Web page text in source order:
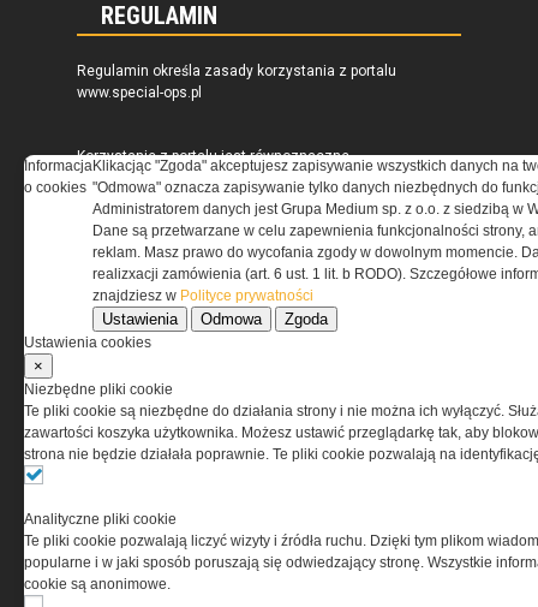
REGULAMIN
Regulamin określa zasady korzystania z portalu
www.special-ops.pl
Korzystanie z portalu jest równoznaczne
z zaakceptowaniem warunków ustanowionych
przez Grupa MEDIUM Spółka z ograniczoną
odpowiedzialnością Spółka komandytowa, nr KRS:
0000537655, NIP 1132860378, REGON 146393437
(zwana dalej Grupa MEDIUM) w postaci Regulaminu.
Przeczytaj regulamin
PRYWATNOŚĆ
informacji na Twoim komputerze. Pliki cookies stosujemy
w celu świadczenia usług na najwyższym poziomie,
w tym w sposób dostosowany do indywidualnych potrzeb.
Korzystanie z witryny bez zmiany ustawień dotyczących
Informacja
o cookies
Klikacjąc "Zgoda" akceptujesz zapisywanie wszystkich danych na
"Odmowa" oznacza zapisywanie tylko danych niezbędnych do
Administratorem danych jest Grupa Medium sp. z o.o. z siedzibą w
Dane są przetwarzane w celu zapewnienia funkcjonalności strony,
reklam. Masz prawo do wycofania zgody w dowolnym momencie.
realizxacji zamówienia (art. 6 ust. 1 lit. b RODO). Szczegółowe
znajdziesz w Polityce prywatności
Ustawienia Odmowa Zgoda
Ustawienia cookies
×
Niezbędne pliki cookie
Te pliki cookie są niezbędne do działania strony i nie można ich wyłączyć.
zawartości koszyka użytkownika. Możesz ustawić przeglądarkę tak, aby
strona nie będzie działała poprawnie. Te pliki cookie pozwalają na
Analityczne pliki cookie
Te pliki cookie pozwalają liczyć wizyty i źródła ruchu. Dzięki tym plikom
popularne i w jaki sposób poruszają się odwiedzający stronę. Wszystkie
cookie są anonimowe.